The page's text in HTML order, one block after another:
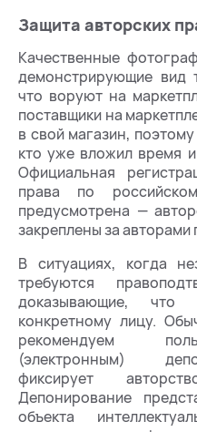
Защита авторских
Качественные
демонстрирующие вид
что воруют на
поставщики на
в свой магазин,
кто уже вложил время
Официальная
права по
предусмотрена —
закреплены за авторами
В ситуациях, когда
требуются
доказывающие, что
конкретному лицу.
рекомендуем
(электронным)
фиксирует
Депонирование
объекта